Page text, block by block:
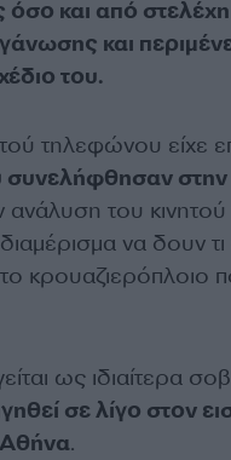
όσο και από
και
του.
τηλεφώνου είχε
συνελήφθησαν
του
να δουν
κρουαζιερόπλοιο
ως ιδιαίτερα
σε λίγο στον
Αθήνα.